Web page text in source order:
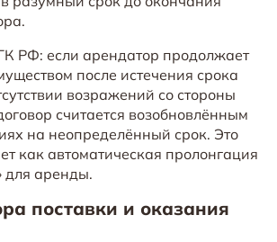
РФ: если арендатор продолжает
после истечения срока
возражений со стороны
считается возобновлённым
на неопределённый срок. Это
как автоматическая пролонгация
для аренды.
поставки и оказания